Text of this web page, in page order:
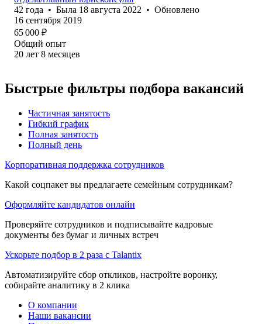
42 года • Была 18 августа 2022 • Обновлено
16 сентября 2019
65 000 ₽
Общий опыт
20 лет 8 месяцев
Быстрые фильтры подбора вакансий
Частичная занятость
Гибкий график
Полная занятость
Полный день
Корпоративная поддержка сотрудников
Какой соцпакет вы предлагаете семейным сотрудникам?
Оформляйте кандидатов онлайн
Проверяйте сотрудников и подписывайте кадровые
документы без бумаг и личных встреч
Ускорьте подбор в 2 раза с Talantix
Автоматизируйте сбор откликов, настройте воронку,
собирайте аналитику в 2 клика
О компании
Наши вакансии